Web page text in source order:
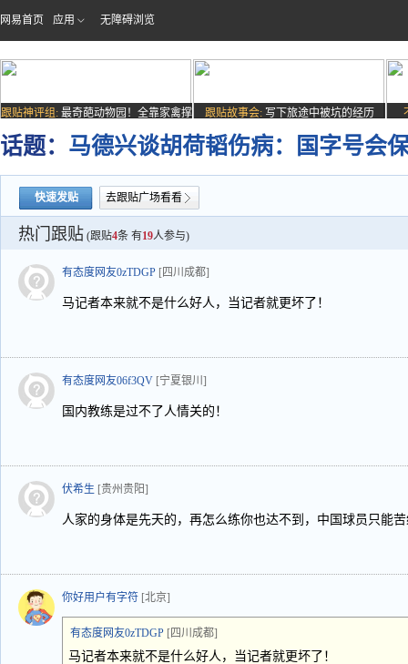
网易首页 应用 无障碍浏览
跟贴神评组: 最奇葩动物园！全靠家禽撑
场子
跟贴故事会: 写下旅途中被坑的经历
话题： 马德兴谈胡荷韬伤病：国字号会
快速发贴 去跟贴广场看看
热门跟贴 (跟贴4条 有19人参与)
有态度网友0zTDGP [四川成都]
马记者本来就不是什么好人，当记者就更坏了！
有态度网友06f3QV [宁夏银川]
国内教练是过不了人情关的！
伏希生 [贵州贵阳]
人家的身体是先天的，再怎么练你也达不到，中国球员只能
你好用户有字符 [北京]
有态度网友0zTDGP [四川成都]
马记者本来就不是什么好人，当记者就更坏了！